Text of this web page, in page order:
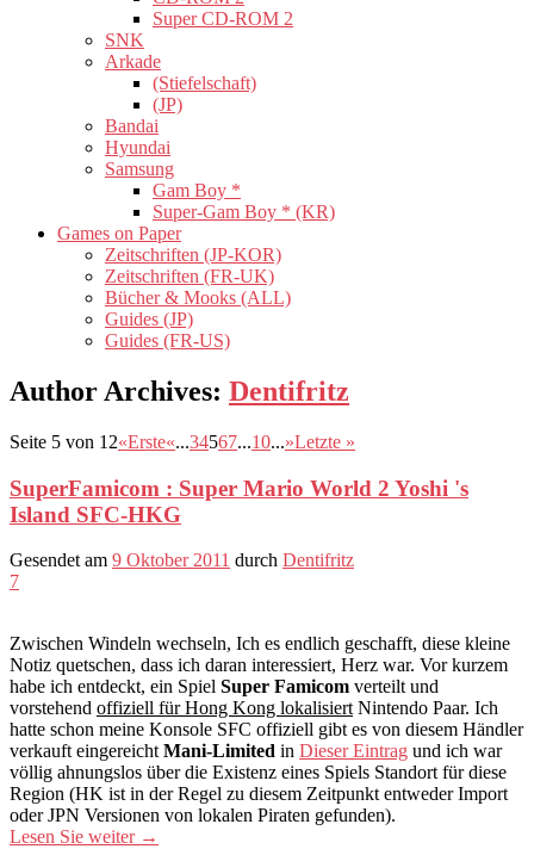
Super CD-ROM 2
SNK
Arkade
(Stiefelschaft)
(JP)
Bandai
Hyundai
Samsung
Gam Boy *
Super-Gam Boy * (KR)
Games on Paper
Zeitschriften (JP-KOR)
Zeitschriften (FR-UK)
Bücher & Mooks (ALL)
Guides (JP)
Guides (FR-US)
Author Archives: Dentifritz
Seite 5 von 12«Erste«...34567...10...»Letzte »
SuperFamicom : Super Mario World 2 Yoshi 's
Island SFC-HKG
Gesendet am 9 Oktober 2011 durch Dentifritz
7
Zwischen Windeln wechseln, Ich es endlich geschafft, diese kleine
Notiz quetschen, dass ich daran interessiert, Herz war. Vor kurzem
habe ich entdeckt, ein Spiel Super Famicom verteilt und
vorstehend offiziell für Hong Kong lokalisiertNintendo Paar. Ich
hatte schon meine Konsole SFC offiziell gibt es von diesem Händler
verkauft eingereichtMani-Limited in Dieser Eintrag und ich war
völlig ahnungslos über die Existenz eines Spiels Standort für diese
Region (HK ist in der Regel zu diesem Zeitpunkt entweder Import
oder JPN Versionen von lokalen Piraten gefunden).
Lesen Sie weiter →